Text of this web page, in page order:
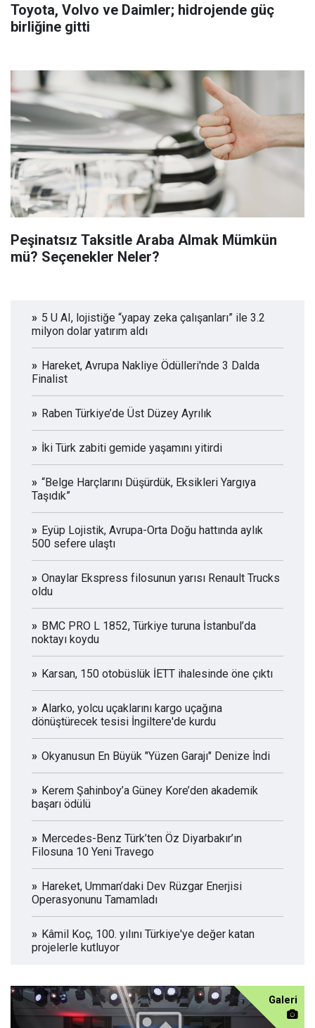
Toyota, Volvo ve Daimler; hidrojende güç
birliğine gitti
Peşinatsız Taksitle Araba Almak Mümkün
mü? Seçenekler Neler?
5 U AI, lojistiğe “yapay zeka çalışanları” ile 3.2
milyon dolar yatırım aldı
Hareket, Avrupa Nakliye Ödülleri'nde 3 Dalda
Finalist
Raben Türkiye’de Üst Düzey Ayrılık
İki Türk zabiti gemide yaşamını yitirdi
“Belge Harçlarını Düşürdük, Eksikleri Yargıya
Taşıdık”
Eyüp Lojistik, Avrupa-Orta Doğu hattında aylık
500 sefere ulaştı
Onaylar Ekspress filosunun yarısı Renault Trucks
oldu
BMC PRO L 1852, Türkiye turuna İstanbul’da
noktayı koydu
Karsan, 150 otobüslük İETT ihalesinde öne çıktı
Alarko, yolcu uçaklarını kargo uçağına
dönüştürecek tesisi İngiltere'de kurdu
Okyanusun En Büyük "Yüzen Garajı" Denize İndi
Kerem Şahinboy’a Güney Kore’den akademik
başarı ödülü
Mercedes-Benz Türk’ten Öz Diyarbakır’ın
Filosuna 10 Yeni Travego
Hareket, Umman’daki Dev Rüzgar Enerjisi
Operasyonunu Tamamladı
Kâmil Koç, 100. yılını Türkiye'ye değer katan
projelerle kutluyor
Galeri